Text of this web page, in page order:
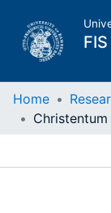
FIS
Home
Home